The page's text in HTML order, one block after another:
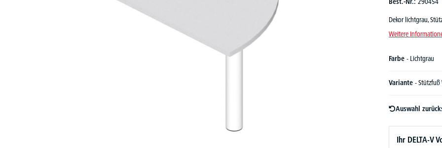
Dekor lichtgrau,
Weitere
Farbe - Lichtgrau
Variante - Stützfuß
Auswahl
Ihr DELTA-V